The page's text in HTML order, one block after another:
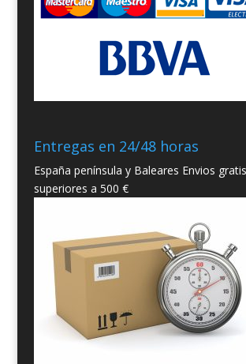
Entregas en 24/48 horas
España península y Baleares Envios
superiores a 500 €